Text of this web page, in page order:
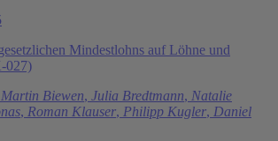
Mindestlohns auf Löhne und
027)
Martin Biewen, Julia Bredtmann, Natalie
, Roman Klauser, Philipp Kugler, Daniel